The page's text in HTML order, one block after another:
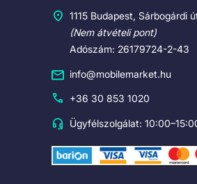
1115 Budapest, Sárbogárdi
(Nem átvételi pont)
Adószám: 26179724-2-43
info@mobilemarket.hu
+36 30 853 1020
Ügyfélszolgálat: